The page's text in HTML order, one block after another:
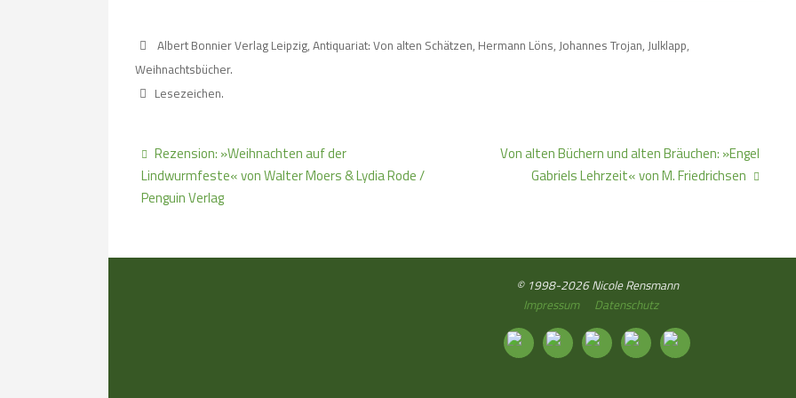
Albert Bonnier Verlag Leipzig,Antiquariat: Von alten Schätzen, Hermann Löns, Johannes Trojan, Julklapp,
Weihnachtsbücher.
Lesezeichen.
Rezension: »Weihnachten auf der
Lindwurmfeste« von Walter Moers & Lydia Rode /
Penguin Verlag
Von alten Büchern und alten Bräuchen: »Engel
Gabriels Lehrzeit« von M. Friedrichsen
© 1998-2026 Nicole Rensmann
Impressum
Datenschutz